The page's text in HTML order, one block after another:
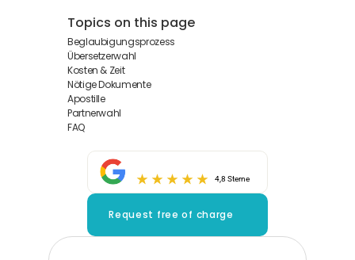
Topics on this page
Beglaubigungsprozess
Übersetzerwahl
Kosten & Zeit
Nötige Dokumente
Apostille
Partnerwahl
FAQ
4,8 Sterne
Request free of charge